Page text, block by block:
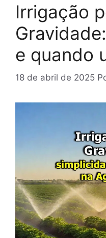
Irrigação
e quando
18 de abril de 2025